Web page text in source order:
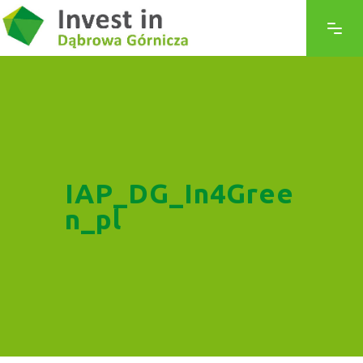
IAP_DG_In4Gree
n_pl